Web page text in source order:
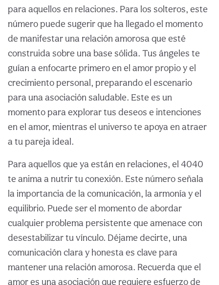
para aquellos en relaciones. Para los solteros, este
número puede sugerir que ha llegado el momento
de manifestar una relación amorosa que esté
construida sobre una base sólida. Tus ángeles te
guían a enfocarte primero en el amor propio y el
crecimiento personal, preparando el escenario
para una asociación saludable. Este es un
momento para explorar tus deseos e intenciones
en el amor, mientras el universo te apoya en atraer
a tu pareja ideal.
Para aquellos que ya están en relaciones, el 4040
te anima a nutrir tu conexión. Este número señala
la importancia de la comunicación, la armonía y el
equilibrio. Puede ser el momento de abordar
cualquier problema persistente que amenace con
desestabilizar tu vínculo. Déjame decirte, una
comunicación clara y honesta es clave para
mantener una relación amorosa. Recuerda que el
amor es una asociación que requiere esfuerzo de